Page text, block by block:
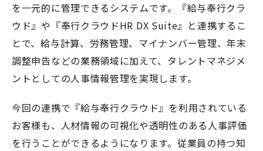
を一元的に管理できるシステムです。『給与奉行クラ
ウド』や『奉行クラウドHR DX Suite』と連携するこ
とで、給与計算、労務管理、マイナンバー管理、年末
調整申告などの業務領域に加えて、タレントマネジメ
ントとしての人事情報管理を実現します。
今回の連携で『給与奉行クラウド』を利用されている
お客様も、人材情報の可視化や透明性のある人事評価
を行うことができるようになります。従業員の持つ知